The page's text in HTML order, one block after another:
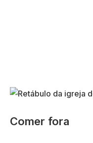
Comer fora